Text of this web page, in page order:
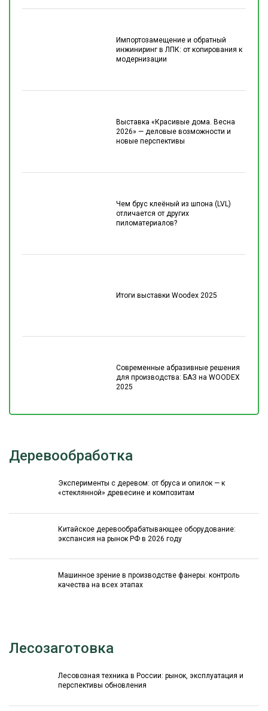
Импортозамещение и обратный
инжиниринг в ЛПК: от копирования к
модернизации
Выставка «Красивые дома. Весна
2026» — деловые возможности и
новые перспективы
Чем брус клеёный из шпона (LVL)
отличается от других
пиломатериалов?
Итоги выставки Woodex 2025
Современные абразивные решения
для производства: БАЗ на WOODEX
2025
Деревообработка
Эксперименты с деревом: от бруса и опилок — к
«стеклянной» древесине и композитам
Китайское деревообрабатывающее оборудование:
экспансия на рынок РФ в 2026 году
Машинное зрение в производстве фанеры: контроль
качества на всех этапах
Лесозаготовка
Лесовозная техника в России: рынок, эксплуатация и
перспективы обновления